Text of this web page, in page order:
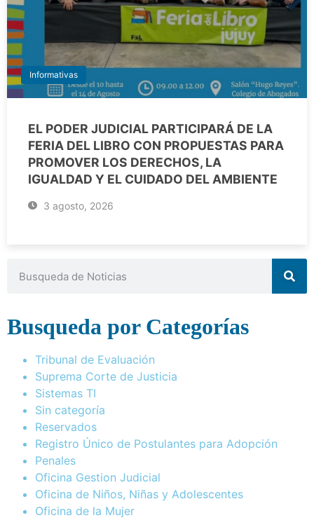
Informativas
EL PODER JUDICIAL PARTICIPARÁ DE LA
FERIA DEL LIBRO CON PROPUESTAS PARA
PROMOVER LOS DERECHOS, LA
IGUALDAD Y EL CUIDADO DEL AMBIENTE
3 agosto, 2026
Busqueda por Categorías
Tribunal de Evaluación
Suprema Corte de Justicia
Sistemas TI
Sin categoría
Reservados
Registro Único de Postulantes para Adopción
Penales
Oficina Gestion Judicial
Oficina de Niños, Niñas y Adolescentes
Oficina de la Mujer